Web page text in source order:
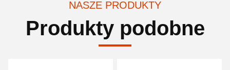
NASZE PRODUKTY
Produkty podobne